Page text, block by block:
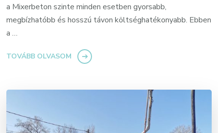
a Mixerbeton szinte minden esetben gyorsabb,
megbízhatóbb és hosszú távon költséghatékonyabb. Ebben
a …
TOVÁBB OLVASOM